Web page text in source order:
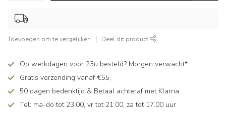
Toevoegen om te vergelijken Deel dit product
Op werkdagen voor 23u besteld? Morgen verwacht*
Gratis verzending vanaf €55,-
50 dagen bedenktijd & Betaal achteraf met Klarna
Tel: ma-do tot 23.00, vr tot 21.00, za tot 17.00 uur